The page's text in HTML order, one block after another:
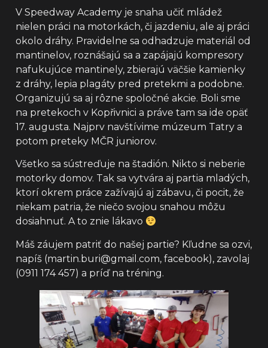
V Speedway Academy je snaha učiť mládež
nielen práci na motorkách, či jazdeniu, ale aj práci
okolo dráhy. Pravidelne sa odhadzuje materiál od
mantinelov, roznášajú sa a zapájajú kompresory
nafukujúce mantinely, zbierajú väčšie kamienky
z dráhy, lepia plagáty pred pretekmi a podobne.
Organizujú sa aj rôzne spoločné akcie. Boli sme
na pretekoch v Kopřivnici a práve tam sa ide opäť
17. augusta. Najprv navštívime múzeum Tatry a
potom preteky MČR juniorov.
Všetko sa sústreďuje na štadión. Nikto si neberie
motorky domov. Tak sa vytvára aj partia mladých,
ktorí okrem práce zažívajú aj zábavu, či pocit, že
niekam patria, že niečo svojou snahou môžu
dosiahnuť. A to znie lákavo
Máš záujem patriť do našej partie? Kľudne sa ozvi,
napíš (martin.buri@gmail.com, facebook), zavolaj
(0911 174 457) a príď na tréning.